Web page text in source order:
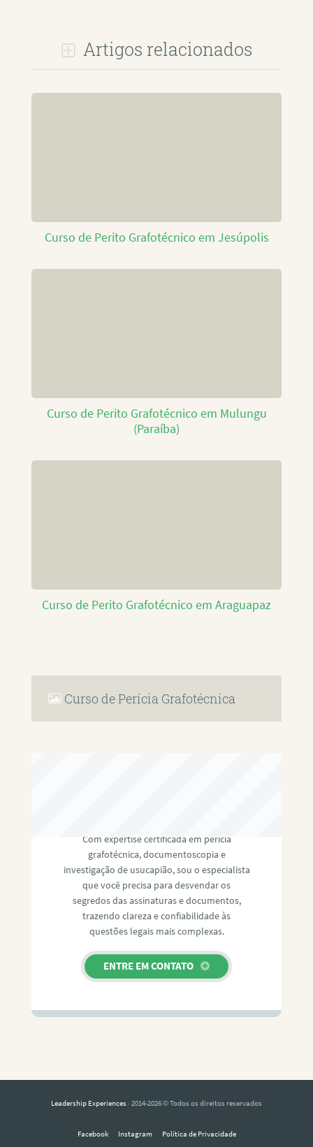
Artigos relacionados
Curso de Perito Grafotécnico em Jesúpolis
Curso de Perito Grafotécnico em Mulungu
(Paraíba)
Curso de Perito Grafotécnico em Araguapaz
Curso de Perícia Grafotécnica
Com expertise certificada em perícia
grafotécnica, documentoscopia e
investigação de usucapião, sou o especialista
que você precisa para desvendar os
segredos das assinaturas e documentos,
trazendo clareza e confiabilidade às
questões legais mais complexas.
ENTRE EM CONTATO
Leadership Experiences · 2014-2026 © Todos os direitos reservados
Facebook Instagram Política de Privacidade